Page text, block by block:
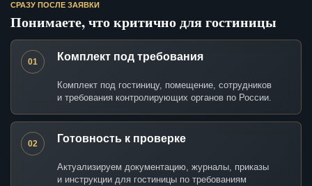
СРАЗУ ПОСЛЕ ЗАЯВКИ
Понимаете, что критично для гостиницы
01 Комплект под требования
Комплект под гостиницу, помещение, сотрудников
и требования контролирующих органов по России.
02 Готовность к проверке
Актуализируем документацию, журналы, приказы
и инструкции для гостиницы по требованиям